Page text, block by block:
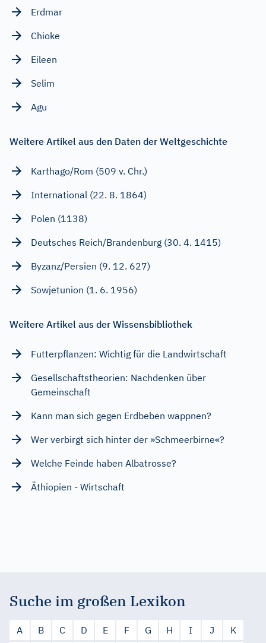
Erdmar
Chioke
Eileen
Selim
Agu
Weitere Artikel aus den Daten der Weltgeschichte
Karthago/Rom (509 v. Chr.)
International (22. 8. 1864)
Polen (1138)
Deutsches Reich/Brandenburg (30. 4. 1415)
Byzanz/Persien (9. 12. 627)
Sowjetunion (1. 6. 1956)
Weitere Artikel aus der Wissensbibliothek
Futterpflanzen: Wichtig für die Landwirtschaft
Gesellschaftstheorien: Nachdenken über
Gemeinschaft
Kann man sich gegen Erdbeben wappnen?
Wer verbirgt sich hinter der »Schmeerbirne«?
Welche Feinde haben Albatrosse?
Äthiopien - Wirtschaft
Suche im großen Lexikon
A B C D E F G H I J
K